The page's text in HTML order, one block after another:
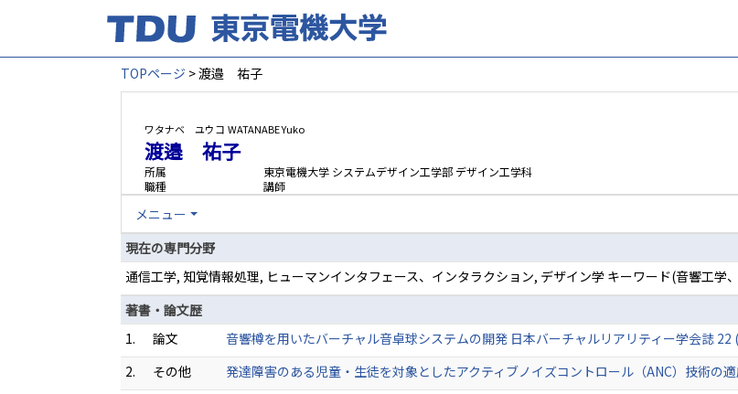
TOPページ > 渡邉 祐子
ワタナベ ユウコ WATANABE Yuko
渡邉 祐子
所属
東京電機大学 システムデザイン工学部 デザイン工学科
職種
講師
メニュー
現在の専門分野
通信工学, 知覚情報処理, ヒューマンインタフェース、インタラクション, デザイン学 キーワード(音響工学
著書・論文歴
1.
論文
音響樽を用いたバーチャル音卓球システムの開発 日本バーチャルリアリティー学会誌
2.
その他
発達障害のある児童・生徒を対象としたアクティブノイズコントロール（ANC）技術